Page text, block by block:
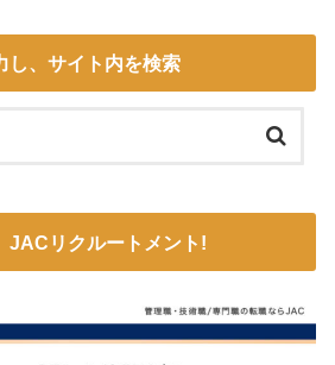
し、サイト内を検索
JACリクルートメント!